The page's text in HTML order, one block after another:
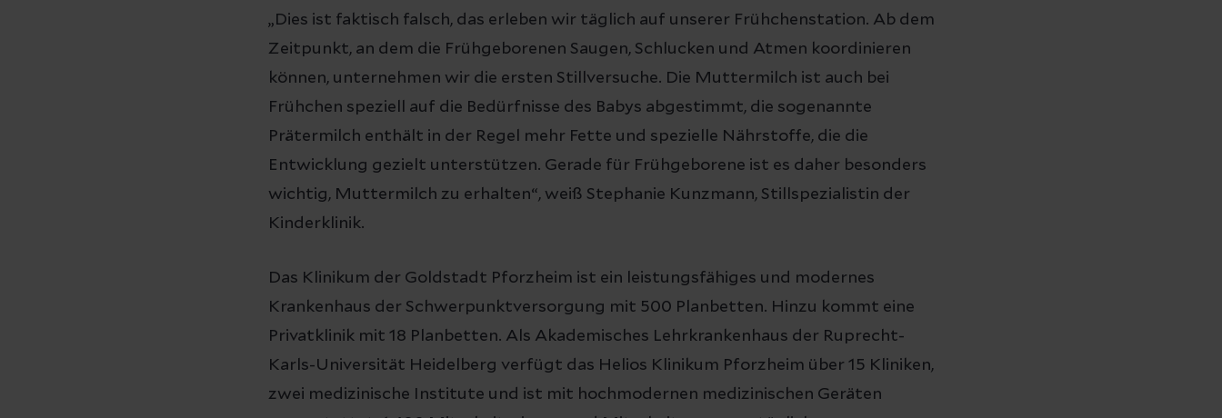
„Dies ist faktisch falsch, das erleben wir täglich auf unserer Frühchenstation. Ab dem
Zeitpunkt, an dem die Frühgeborenen Saugen, Schlucken und Atmen koordinieren
können, unternehmen wir die ersten Stillversuche. Die Muttermilch ist auch bei
Frühchen speziell auf die Bedürfnisse des Babys abgestimmt, die sogenannte
Prätermilch enthält in der Regel mehr Fette und spezielle Nährstoffe, die die
Entwicklung gezielt unterstützen. Gerade für Frühgeborene ist es daher besonders
wichtig, Muttermilch zu erhalten“, weiß Stephanie Kunzmann, Stillspezialistin der
Kinderklinik.
Das Klinikum der Goldstadt Pforzheim ist ein leistungsfähiges und modernes
Krankenhaus der Schwerpunktversorgung mit 500 Planbetten. Hinzu kommt eine
Privatklinik mit 18 Planbetten. Als Akademisches Lehrkrankenhaus der Ruprecht-
Karls-Universität Heidelberg verfügt das Helios Klinikum Pforzheim über 15 Kliniken,
zwei medizinische Institute und ist mit hochmodernen medizinischen Geräten